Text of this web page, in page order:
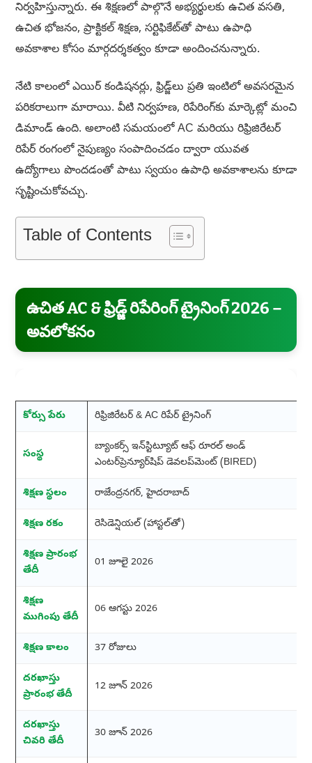
నిర్వహిస్తున్నారు. ఈ శిక్షణలో పాల్గొనే అభ్యర్థులకు ఉచిత వసతి,
ఉచిత భోజనం, ప్రాక్టికల్ శిక్షణ, సర్టిఫికేట్‌తో పాటు ఉపాధి
అవకాశాల కోసం మార్గదర్శకత్వం కూడా అందించనున్నారు.
నేటి కాలంలో ఎయిర్ కండిషనర్లు, ఫ్రిడ్జ్‌లు ప్రతి ఇంటిలో అవసరమైన
పరికరాలుగా మారాయి. వీటి నిర్వహణ, రిపేరింగ్‌కు మార్కెట్లో మంచి
డిమాండ్ ఉంది. అలాంటి సమయంలో AC మరియు రిఫ్రిజిరేటర్
రిపేర్ రంగంలో నైపుణ్యం సంపాదించడం ద్వారా యువత
ఉద్యోగాలు పొందడంతో పాటు స్వయం ఉపాధి అవకాశాలను కూడా
సృష్టించుకోవచ్చు.
Table of Contents
ఉచిత AC & ఫ్రిడ్జ్ రిపేరింగ్ ట్రైనింగ్ 2026 –
అవలోకనం
కోర్సు పేరు రిఫ్రిజిరేటర్ & AC రిపేర్ ట్రైనింగ్
సంస్థ
బ్యాంకర్స్ ఇన్‌స్టిట్యూట్ ఆఫ్ రూరల్ అండ్
ఎంటర్‌ప్రెన్యూర్‌షిప్ డెవలప్‌మెంట్ (BIRED)
శిక్షణ స్థలం రాజేంద్రనగర్, హైదరాబాద్
శిక్షణ రకం రెసిడెన్షియల్ (హాస్టల్‌తో)
శిక్షణ ప్రారంభ
తేదీ
01 జూలై 2026
శిక్షణ
ముగింపు తేదీ
06 ఆగస్టు 2026
శిక్షణ కాలం 37 రోజులు
దరఖాస్తు
ప్రారంభ తేదీ
12 జూన్ 2026
దరఖాస్తు
చివరి తేదీ
30 జూన్ 2026